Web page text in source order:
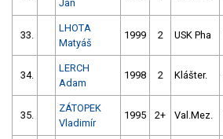
Jan
33.
LHOTA
Matyáš
1999 2 USK Pha
34.
LERCH
Adam
1998 2 Klášter.
35.
ZÁTOPEK
Vladimír
1995 2+ Val.Mez.